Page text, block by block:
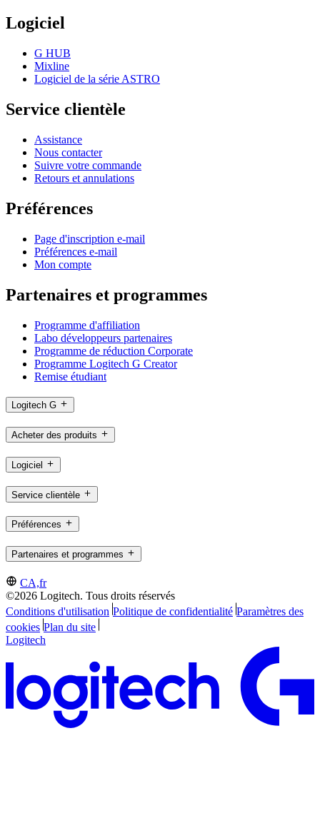
Logiciel
G HUB
Mixline
Logiciel de la série ASTRO
Service clientèle
Assistance
Nous contacter
Suivre votre commande
Retours et annulations
Préférences
Page d'inscription e-mail
Préférences e-mail
Mon compte
Partenaires et programmes
Programme d'affiliation
Labo développeurs partenaires
Programme de réduction Corporate
Programme Logitech G Creator
Remise étudiant
Logitech G
Acheter des produits
Logiciel
Service clientèle
Préférences
Partenaires et programmes
CA,fr
©2026 Logitech. Tous droits réservés
Conditions d'utilisation Politique de confidentialité Paramètres des
cookies Plan du site
Logitech